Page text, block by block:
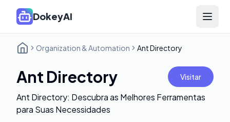
DokeyAI Open
Organization & Automation Ant Directory
Ant Directory Visitar
Ant Directory: Descubra as Melhores Ferramentas
para Suas Necessidades